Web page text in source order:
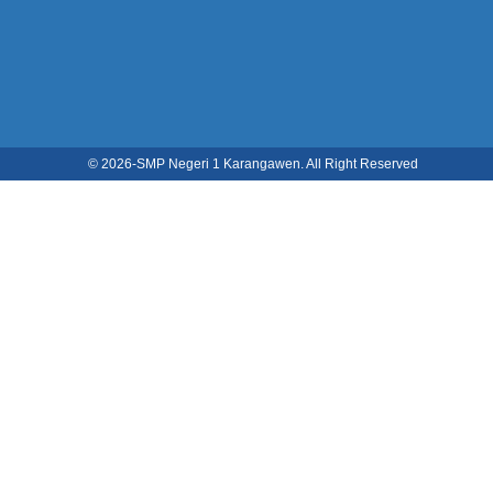
© 2026-SMP Negeri 1 Karangawen. All Right Reserved